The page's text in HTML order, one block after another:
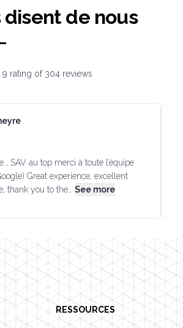
disent de nous
rating of 304 reviews
, SAV au top merci à toute l’équipe
Great experience, excellent
thank you to the…
See more
RESSOURCES